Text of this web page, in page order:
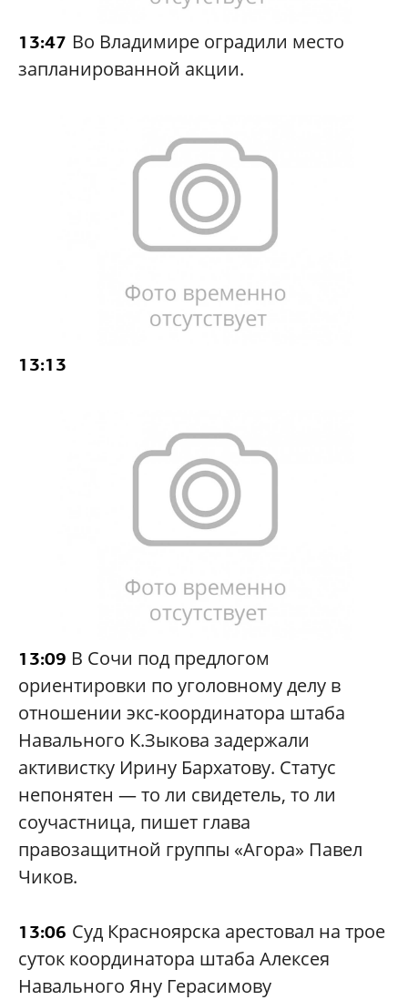
13:47 Во Владимире оградили место
запланированной акции.
13:13
13:09 В Сочи под предлогом
ориентировки по уголовному делу в
отношении экс-координатора штаба
Навального К.Зыкова задержали
активистку Ирину Бархатову. Статус
непонятен — то ли свидетель, то ли
соучастница, пишет глава
правозащитной группы «Агора» Павел
Чиков.
13:06 Суд Красноярска арестовал на трое
суток координатора штаба Алексея
Навального Яну Герасимову